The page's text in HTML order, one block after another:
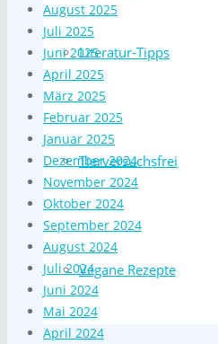
Literatur-Tipps
Tierversuchsfrei
Vegane Rezepte
August 2025
Juli 2025
Juni 2025
April 2025
März 2025
Februar 2025
Januar 2025
Dezember 2024
November 2024
Oktober 2024
September 2024
August 2024
Juli 2024
Juni 2024
Mai 2024
April 2024